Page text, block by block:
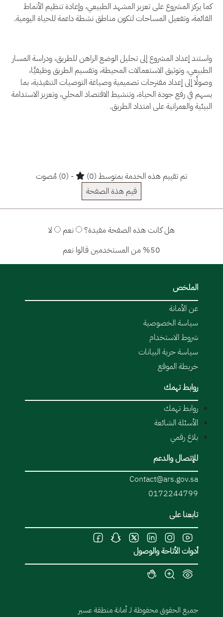
كما يركز المشروع على تعزيز المشهد الطبيعي، وإعادة تنظيم الأنماط
القائمة، وتفعيل المساحات لتكون مناطق نشطة داعمة للحياة اليومية.
واستند إعداد المشروع إلى تحليل الوضع الراهن للطريق، ودراسة المسار
الطبيعي، وتوثيق الاستعمالات المحيطة، وتقسيم الطريق وظيفيًا،
وصولًا إلى إعداد مقترحات تصميمية وصياغة التوصيات التنفيذية، بما
يسهم في رفع جودة الحياة، وتنشيط الاقتصاد المحلي، وتعزيز الاستدامة
البيئية والعمرانية على امتداد الطريق.
تم تقييم هذه الخدمة بمتوسط (0)
- (0) مُصوت
قيم هذة الصفحة
هل كانت هذه الصفحة مفيدة؟ نعم
لا
%50 من المستخدمين قالوا نعم
الملخص
عن الأمانة
سياسة الخصوصية
شروط الاستخدام
سياسة حرية البيانات
خريطة الموقع
روابط تهمك
روابط تهمك
الأسئلة الشائعة
بلاغ رقمي
للإتصال والدعم
Contact@ars.gov.sa
0172244799
تابعنا على
أدوات الأتاحة والوصول
جميع الحقوق محفوظة لـ أمانة منطقة عسير